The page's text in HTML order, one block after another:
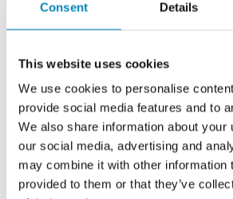
Consent Details
This website uses cookies
We use cookies to personalise
provide social media features and to
We also share information about your
our social media, advertising and
may combine it with other information
provided to them or that they’ve
Samlet vægt:
kg
Højde
195,2 cm / 1952 mm